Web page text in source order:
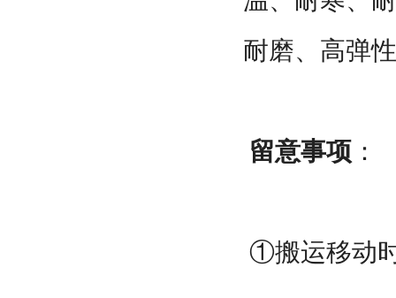
耐磨、高弹
留意事项 ：
①搬运移动